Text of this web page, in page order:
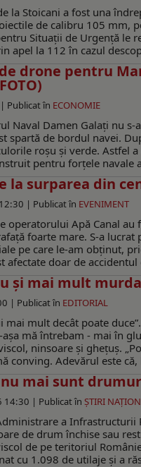
la Stoicani a fost una
de calibru 105 mm,
Situații de Urgență le
apel la 112 în cazul
drone pentru
Publicat în ECONOMIE
Naval Damen Galați nu s-
spartă de bordul navei.
roșu și verde. Astfel
pentru forțele navale
la surparea din
| Publicat în EVENIMENT
operatorului Apă Canal
foarte mare. S-a
pe care le-am obținut,
afectate doar de
şi mai mult
| Publicat în EDITORIAL
mai mult decât poate
mă întrebam - mai în
ninsoare şi gheţuş.
conving. Adevărul este
mai sunt
14:30 | Publicat în ŞTIRI
a
de drum închise sau
de pe teritoriul
cu 1.098 de utilaje și a